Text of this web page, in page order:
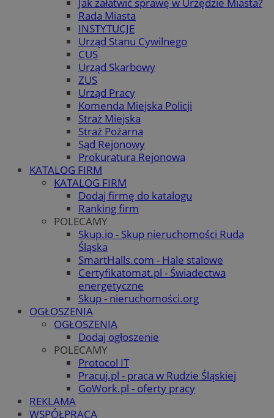
Rada Miasta
INSTYTUCJE
Urząd Stanu Cywilnego
CUS
Urząd Skarbowy
ZUS
Urząd Pracy
Komenda Miejska Policji
Straż Miejska
Straż Pożarna
Sąd Rejonowy
Prokuratura Rejonowa
KATALOG FIRM
KATALOG FIRM
Dodaj firmę do katalogu
Ranking firm
POLECAMY
Skup.io - Skup nieruchomości Ruda
Śląska
SmartHalls.com - Hale stalowe
Certyfikatomat.pl - Świadectwa
energetyczne
Skup - nieruchomości.org
OGŁOSZENIA
OGŁOSZENIA
Dodaj ogłoszenie
POLECAMY
Protocol IT
Pracuj.pl - praca w Rudzie Śląskiej
GoWork.pl - oferty pracy
REKLAMA
WSPÓŁPRACA